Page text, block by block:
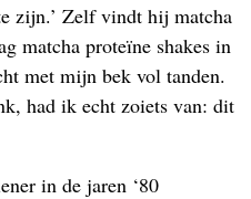
zijn.’ Zelf vindt hij matcha
matcha proteïne shakes in
met mijn bek vol tanden.
had ik echt zoiets van: dit
in de jaren ‘80